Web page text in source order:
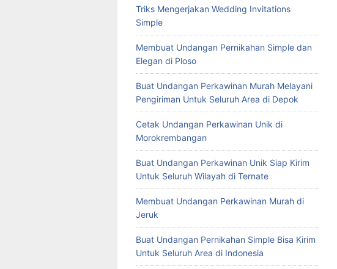
Triks Mengerjakan Wedding Invitations
Simple
Membuat Undangan Pernikahan Simple dan
Elegan di Ploso
Buat Undangan Perkawinan Murah Melayani
Pengiriman Untuk Seluruh Area di Depok
Cetak Undangan Perkawinan Unik di
Morokrembangan
Buat Undangan Perkawinan Unik Siap Kirim
Untuk Seluruh Wilayah di Ternate
Membuat Undangan Perkawinan Murah di
Jeruk
Buat Undangan Pernikahan Simple Bisa Kirim
Untuk Seluruh Area di Indonesia